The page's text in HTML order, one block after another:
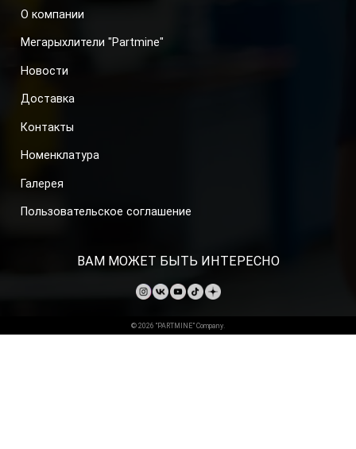
О компании
Мегарыхлители "Partmine"
Новости
Доставка
Контакты
Номенклатура
Галерея
Пользовательское соглашение
ВАМ МОЖЕТ БЫТЬ ИНТЕРЕСНО
© 2026 “PARTMINE” Company.